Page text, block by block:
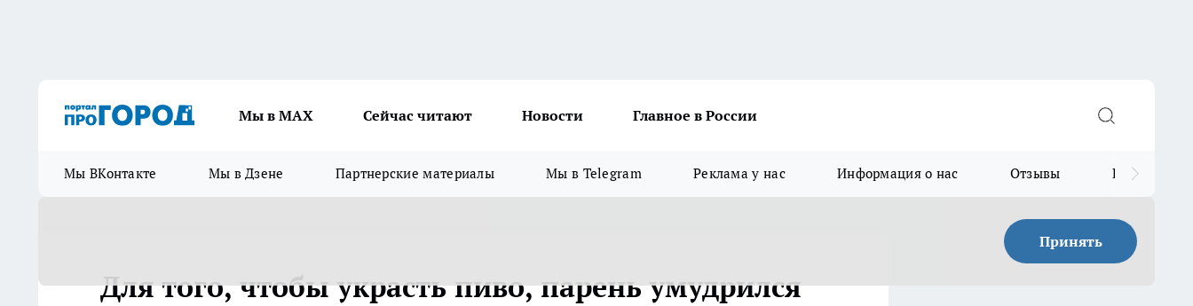
Мы в МАХ Сейчас читают Новости Главное в России
Мы ВКонтакте Мы в Дзене Партнерские материалы Мы в Telegram Реклама у нас Информация о нас Отзывы Прайс для
Принять
Для того, чтобы украсть пиво, парень умудрился